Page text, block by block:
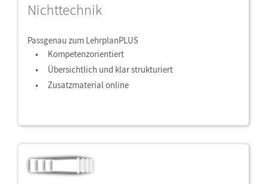
Nichttechnik
Passgenau zum LehrplanPLUS
Kompetenzorientiert
Übersichtlich und klar strukturiert
Zusatzmaterial online